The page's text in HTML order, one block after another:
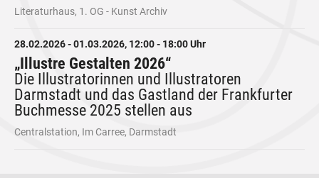
Literaturhaus, 1. OG - Kunst Archiv
28.02.2026 - 01.03.2026, 12:00 - 18:00 Uhr
„Illustre Gestalten 2026“
Die Illustratorinnen und Illustratoren
Darmstadt und das Gastland der Frankfurter
Buchmesse 2025 stellen aus
Centralstation, Im Carree, Darmstadt